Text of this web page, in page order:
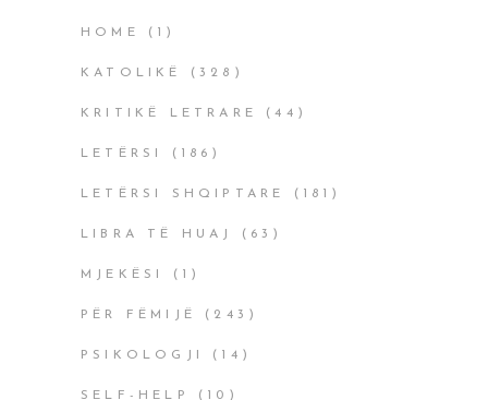
HOME (1)
KATOLIKË (328)
KRITIKË LETRARE (44)
LETËRSI (186)
LETËRSI SHQIPTARE (181)
LIBRA TË HUAJ (63)
MJEKËSI (1)
PËR FËMIJË (243)
PSIKOLOGJI (14)
SELF-HELP (10)